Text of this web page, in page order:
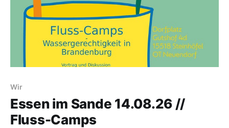
Wir
Essen im Sande 14.08.26 //
Fluss-Camps